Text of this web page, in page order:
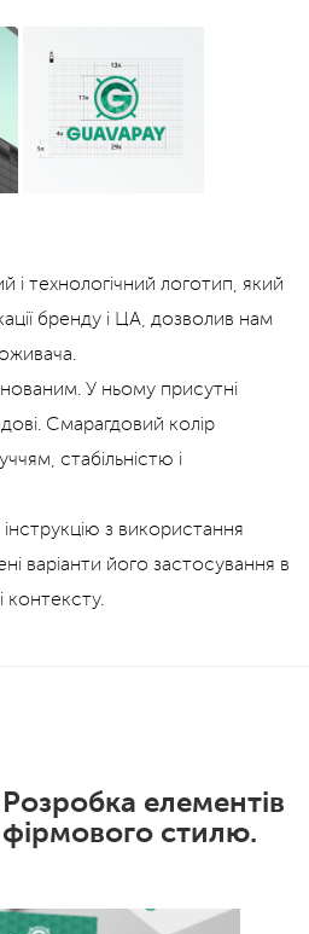
технологічний логотип, який
бренду і ЦА, дозволив нам
У ньому присутні
Смарагдовий колір
стабільністю і
з використання
варіанти його застосування в
контексту.
Розробка елементів
фірмового стилю.